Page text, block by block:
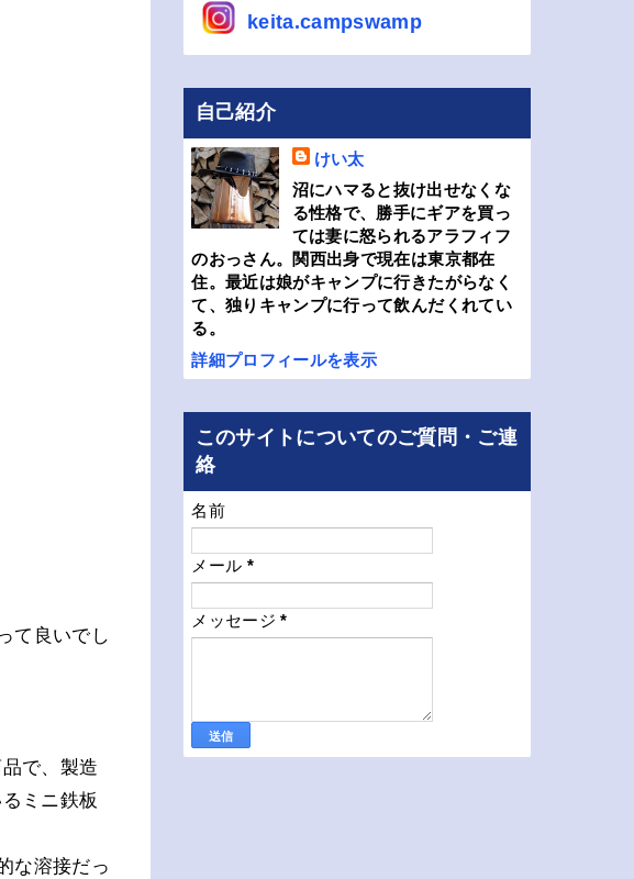
て良いでし
で、製造
ミニ鉄板
な溶接だっ
keita.campswamp
自己紹介
けい太
沼にハマると抜け出せなくな
る性格で、勝手にギアを買っ
ては妻に怒られるアラフィフ
のおっさん。関西出身で現在は東京都在
住。最近は娘がキャンプに行きたがらなく
て、独りキャンプに行って飲んだくれてい
る。
詳細プロフィールを表示
このサイトについてのご質問・ご連
絡
名前
メール *
メッセージ*